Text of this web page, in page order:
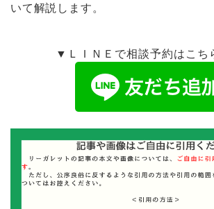
いて解説します。
▼ＬＩＮＥで相談予約はこち